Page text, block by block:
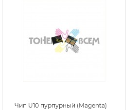
Чип U10 пурпурный (Magenta)